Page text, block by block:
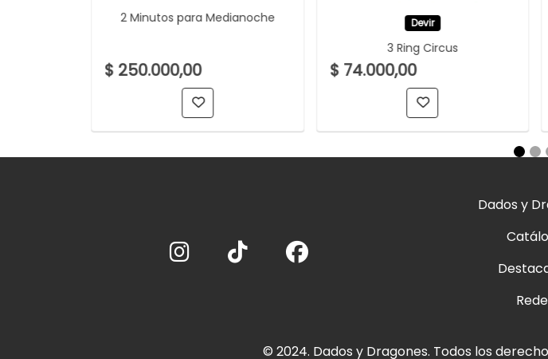
2 Minutos para Medianoche
$ 250.000,00
Devir
3 Ring Circus
$ 74.000,00
Dados y
© 2024. Dados y Dragones. Todos los